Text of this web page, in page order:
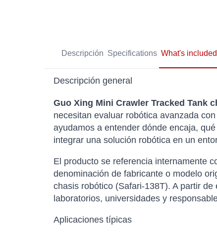
Descripción Specifications What's included
Descripción general
Guo Xing Mini Crawler Tracked Tank
necesitan evaluar robótica avanzada
ayudamos a entender dónde encaja,
integrar una solución robótica en un
El producto se referencia internamente
denominación de fabricante o modelo
chasis robótico (Safari-138T). A partir
laboratorios, universidades y
Aplicaciones típicas